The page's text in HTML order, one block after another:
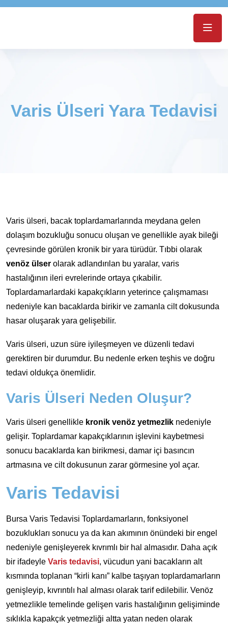
Varis Ülseri Yara Tedavisi
Varis ülseri, bacak toplardamarlarında meydana gelen
dolaşım bozukluğu sonucu oluşan ve genellikle ayak bileği
çevresinde görülen kronik bir yara türüdür. Tıbbi olarak
venöz ülser olarak adlandırılan bu yaralar, varis
hastalığının ileri evrelerinde ortaya çıkabilir.
Toplardamarlardaki kapakçıkların yeterince çalışmaması
nedeniyle kan bacaklarda birikir ve zamanla cilt dokusunda
hasar oluşarak yara gelişebilir.
Varis ülseri, uzun süre iyileşmeyen ve düzenli tedavi
gerektiren bir durumdur. Bu nedenle erken teşhis ve doğru
tedavi oldukça önemlidir.
Varis Ülseri Neden Oluşur?
Varis ülseri genellikle kronik venöz yetmezlik nedeniyle
gelişir. Toplardamar kapakçıklarının işlevini kaybetmesi
sonucu bacaklarda kan birikmesi, damar içi basıncın
artmasına ve cilt dokusunun zarar görmesine yol açar.
Varis Tedavisi
Bursa Varis Tedavisi Toplardamarların, fonksiyonel
bozuklukları sonucu ya da kan akımının önündeki bir engel
nedeniyle genişleyerek kıvrımlı bir hal almasıdır. Daha açık
bir ifadeyle Varis tedavisi, vücudun yani bacakların alt
kısmında toplanan “kirli kanı” kalbe taşıyan toplardamarların
genişleyip, kıvrıntılı hal alması olarak tarif edilebilir. Venöz
yetmezlikle temelinde gelişen varis hastalığının gelişiminde
sıklıkla kapakçık yetmezliği altta yatan neden olarak